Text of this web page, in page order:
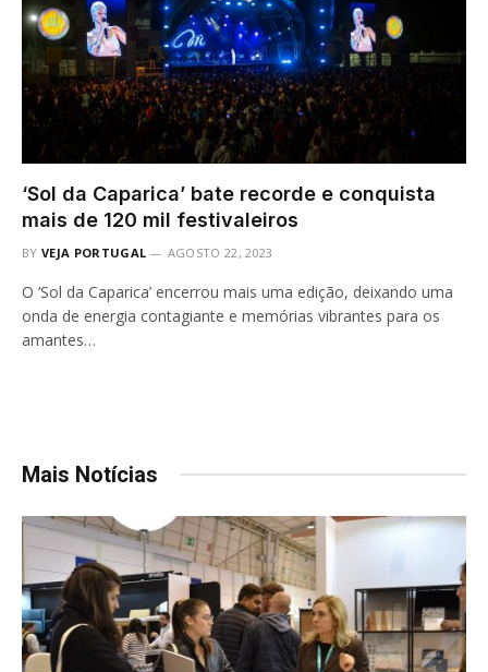
‘Sol da Caparica’ bate recorde e conquista
mais de 120 mil festivaleiros
BY VEJA PORTUGAL AGOSTO 22, 2023
O ‘Sol da Caparica’ encerrou mais uma edição, deixando uma
onda de energia contagiante e memórias vibrantes para os
amantes…
Mais Notícias